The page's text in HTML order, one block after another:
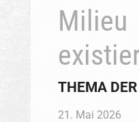
Milieu
THEMA
21. Mai 2026